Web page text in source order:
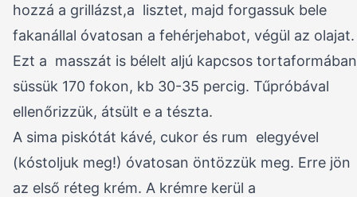
hozzá a grillázst,a lisztet, majd forgassuk bele
fakanállal óvatosan a fehérjehabot, végül az olajat.
Ezt a masszát is bélelt aljú kapcsos tortaformában
süssük 170 fokon, kb 30-35 percig. Tűpróbával
ellenőrizzük, átsült e a tészta.
A sima piskótát kávé, cukor és rum elegyével
(kóstoljuk meg!) óvatosan öntözzük meg. Erre jön
az első réteg krém. A krémre kerül a